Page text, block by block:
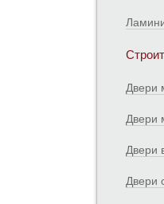
Двери
Двери
Двери
Двери